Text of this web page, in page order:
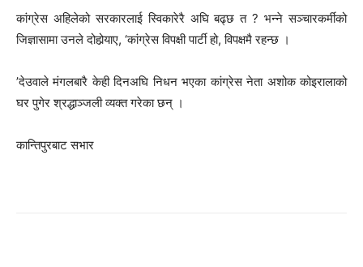
कांग्रेस अहिलेको सरकारलाई स्विकारेरै अघि बढ्छ त ? भन्ने सञ्चारकर्मीको
जिज्ञासामा उनले दोहोर्‍याए, ‘कांग्रेस विपक्षी पार्टी हो, विपक्षमै रहन्छ ।
’देउवाले मंगलबारै केही दिनअघि निधन भएका कांग्रेस नेता अशोक कोइरालाको
घर पुगेर श्रद्धाञ्जली व्यक्त गरेका छन् ।
कान्तिपुरबाट सभार